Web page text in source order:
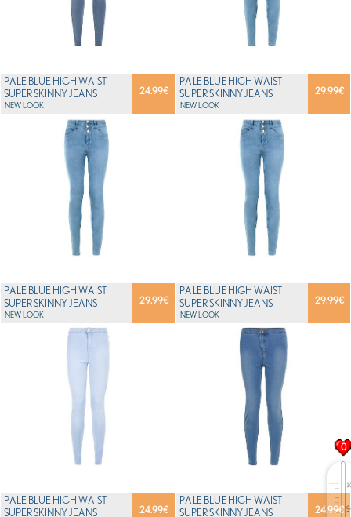
24.99€
PALE BLUE HIGH WAIST
SUPER SKINNY JEANS
NEW LOOK
29.99€
PALE BLUE HIGH WAIST
SUPER SKINNY JEANS
NEW LOOK
29.99€
PALE BLUE HIGH WAIST
SUPER SKINNY JEANS
NEW LOOK
29.99€
PALE BLUE HIGH WAIST
SUPER SKINNY JEANS
NEW LOOK
24.99€
PALE BLUE HIGH WAIST
SUPER SKINNY JEANS
24.99€
PALE BLUE HIGH WAIST
SUPER SKINNY JEANS
0